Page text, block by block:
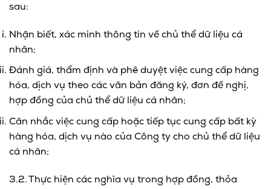
sau:
Nhận biết, xác minh thông tin về chủ thể dữ liệu cá
nhân;
Đánh giá, thẩm định và phê duyệt việc cung cấp hàng
hóa, dịch vụ theo các văn bản đăng ký, đơn đề nghị,
hợp đồng của chủ thể dữ liệu cá nhân;
Cân nhắc việc cung cấp hoặc tiếp tục cung cấp bất kỳ
hàng hóa, dịch vụ nào của Công ty cho chủ thể dữ liệu
cá nhân;
3.2. Thực hiện các nghĩa vụ trong hợp đồng, thỏa